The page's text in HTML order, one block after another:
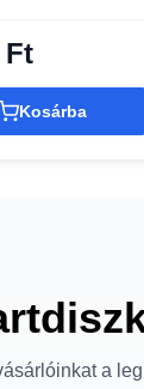
Ft
Kosárba
a